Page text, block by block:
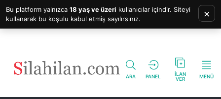
ARA PANEL
İLAN
VER
MENÜ
Bu platform yalnızca 18 yaş ve üzeri kullanıcılar içindir. Siteyi
kullanarak bu koşulu kabul etmiş sayılırsınız.
×